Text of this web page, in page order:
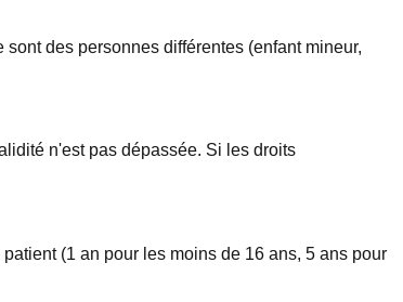
des personnes différentes (enfant mineur,
n'est pas dépassée. Si les droits
(1 an pour les moins de 16 ans, 5 ans pour